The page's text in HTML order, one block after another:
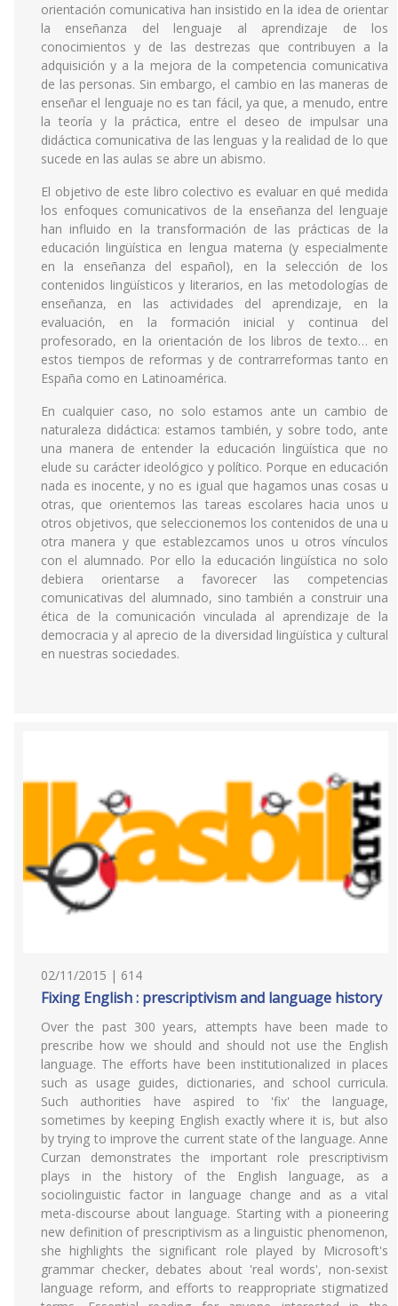
orientación comunicativa han insistido en la idea de orientar
la enseñanza del lenguaje al aprendizaje de los
conocimientos y de las destrezas que contribuyen a la
adquisición y a la mejora de la competencia comunicativa
de las personas. Sin embargo, el cambio en las maneras de
enseñar el lenguaje no es tan fácil, ya que, a menudo, entre
la teoría y la práctica, entre el deseo de impulsar una
didáctica comunicativa de las lenguas y la realidad de lo que
sucede en las aulas se abre un abismo.
El objetivo de este libro colectivo es evaluar en qué medida
los enfoques comunicativos de la enseñanza del lenguaje
han influido en la transformación de las prácticas de la
educación lingüística en lengua materna (y especialmente
en la enseñanza del español), en la selección de los
contenidos lingüísticos y literarios, en las metodologías de
enseñanza, en las actividades del aprendizaje, en la
evaluación, en la formación inicial y continua del
profesorado, en la orientación de los libros de texto… en
estos tiempos de reformas y de contrarreformas tanto en
España como en Latinoamérica.
En cualquier caso, no solo estamos ante un cambio de
naturaleza didáctica: estamos también, y sobre todo, ante
una manera de entender la educación lingüística que no
elude su carácter ideológico y político. Porque en educación
nada es inocente, y no es igual que hagamos unas cosas u
otras, que orientemos las tareas escolares hacia unos u
otros objetivos, que seleccionemos los contenidos de una u
otra manera y que establezcamos unos u otros vínculos
con el alumnado. Por ello la educación lingüística no solo
debiera orientarse a favorecer las competencias
comunicativas del alumnado, sino también a construir una
ética de la comunicación vinculada al aprendizaje de la
democracia y al aprecio de la diversidad lingüística y cultural
en nuestras sociedades.
02/11/2015 | 614
Fixing English : prescriptivism and language history
Over the past 300 years, attempts have been made to
prescribe how we should and should not use the English
language. The efforts have been institutionalized in places
such as usage guides, dictionaries, and school curricula.
Such authorities have aspired to 'fix' the language,
sometimes by keeping English exactly where it is, but also
by trying to improve the current state of the language. Anne
Curzan demonstrates the important role prescriptivism
plays in the history of the English language, as a
sociolinguistic factor in language change and as a vital
meta-discourse about language. Starting with a pioneering
new definition of prescriptivism as a linguistic phenomenon,
she highlights the significant role played by Microsoft's
grammar checker, debates about 'real words', non-sexist
language reform, and efforts to reappropriate stigmatized